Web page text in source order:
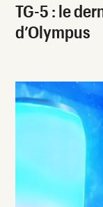
TG-5 : le
d’Olympus